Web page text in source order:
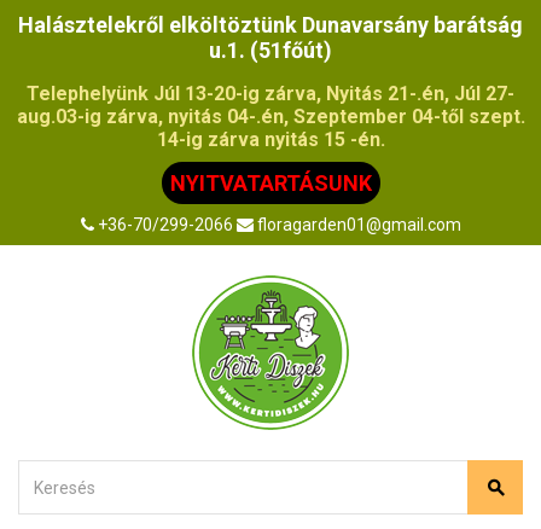
Halásztelekről elköltöztünk Dunavarsány barátság
u.1. (51főút)
Telephelyünk Júl 13-20-ig zárva, Nyitás 21-.én, Júl 27-
aug.03-ig zárva, nyitás 04-.én, Szeptember 04-től szept.
14-ig zárva nyitás 15 -én.
NYITVATARTÁSUNK
+36-70/299-2066 floragarden01@gmail.com